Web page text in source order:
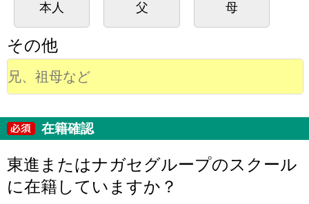
本人 父 母
その他
在籍確認
東進またはナガセグループのスクール
に在籍していますか？